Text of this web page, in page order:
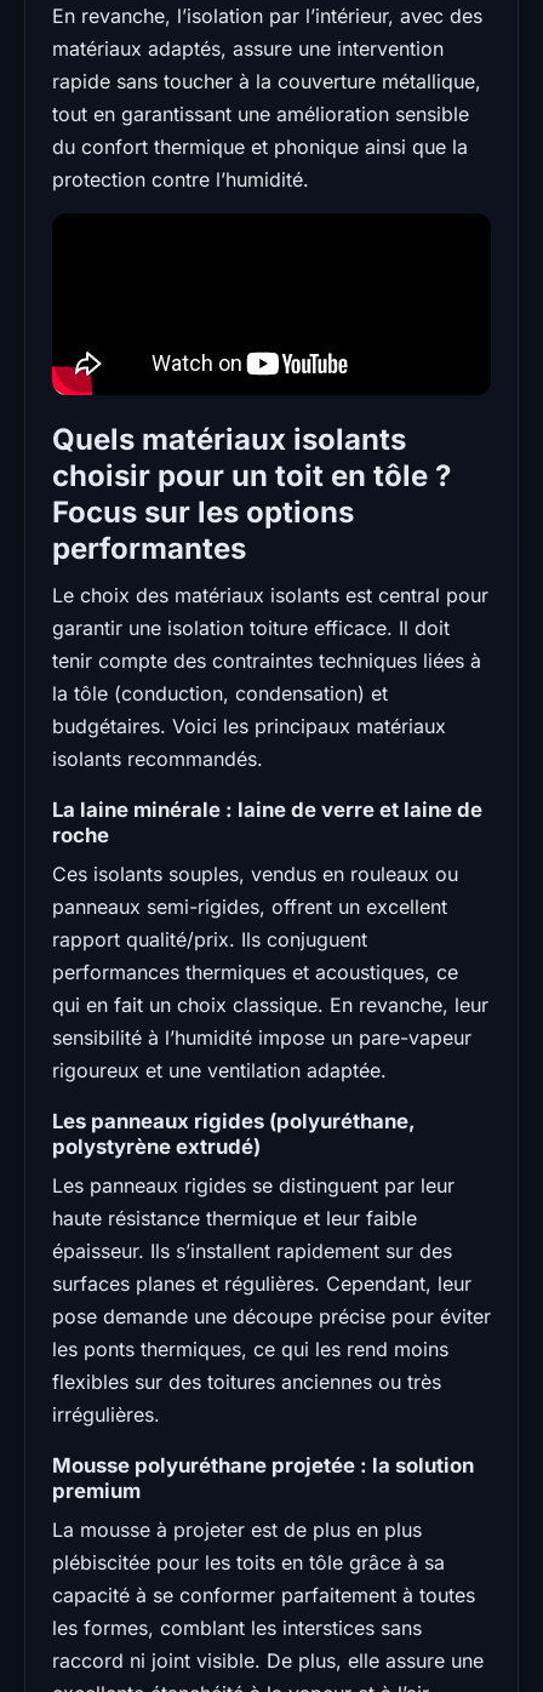
En revanche, l’isolation par l’intérieur, avec des
matériaux adaptés, assure une intervention
rapide sans toucher à la couverture métallique,
tout en garantissant une amélioration sensible
du confort thermique et phonique ainsi que la
protection contre l’humidité.
Quels matériaux isolants
choisir pour un toit en tôle ?
Focus sur les options
performantes
Le choix des matériaux isolants est central pour
garantir une isolation toiture efficace. Il doit
tenir compte des contraintes techniques liées à
la tôle (conduction, condensation) et
budgétaires. Voici les principaux matériaux
isolants recommandés.
La laine minérale : laine de verre et laine de
roche
Ces isolants souples, vendus en rouleaux ou
panneaux semi-rigides, offrent un excellent
rapport qualité/prix. Ils conjuguent
performances thermiques et acoustiques, ce
qui en fait un choix classique. En revanche, leur
sensibilité à l’humidité impose un pare-vapeur
rigoureux et une ventilation adaptée.
Les panneaux rigides (polyuréthane,
polystyrène extrudé)
Les panneaux rigides se distinguent par leur
haute résistance thermique et leur faible
épaisseur. Ils s’installent rapidement sur des
surfaces planes et régulières. Cependant, leur
pose demande une découpe précise pour éviter
les ponts thermiques, ce qui les rend moins
flexibles sur des toitures anciennes ou très
irrégulières.
Mousse polyuréthane projetée : la solution
premium
La mousse à projeter est de plus en plus
plébiscitée pour les toits en tôle grâce à sa
capacité à se conformer parfaitement à toutes
les formes, comblant les interstices sans
raccord ni joint visible. De plus, elle assure une